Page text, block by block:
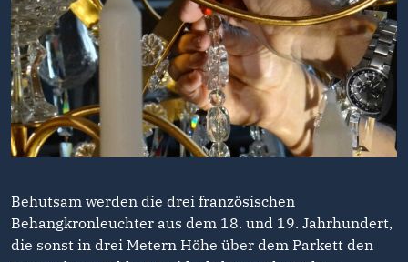
Behutsam werden die drei französischen
Behangkronleuchter aus dem 18. und 19. Jahrhundert,
die sonst in drei Metern Höhe über dem Parkett den